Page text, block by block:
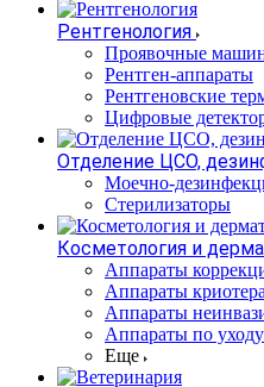
Рентгенология
Проявочные
Рентген-аппараты
Рентгеновские
Цифровые
Отделение ЦСО,
Моечно-
Стерилизаторы
Косметология и
Аппараты
Аппараты
Аппараты
Аппараты по
Еще